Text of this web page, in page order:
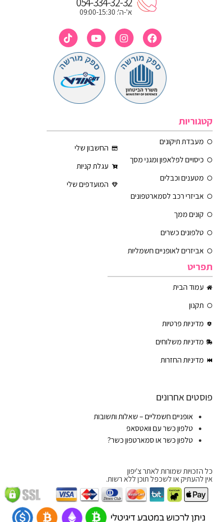
א'-ה': 09:00-15:30
קטגוריות
מעבדת תיקונים
כיסויים לפלאפון ומגני מסך
מטענים וכבלים
אביזרי רכב לסמארטפונים
קונים ממך
טלפונים כשרים
אביזרים לאופניים חשמליות
החשבון שלי
עגלת קניות
המועדפים שלי
תפריט
עמוד הבית
תקנון
מדיניות פרטיות
מדיניות משלוחים
מדיניות החזרות
פוסטים אחרונים
אופניים חשמליים – שאלות ותשובות
טלפון כשר עם וואטסאפ
טלפון כשר או סמארטפון כשר?
כל הזכויות שמורות לאתר צ'יפון
אין להעתיק או לשכפל תוכן ללא רשות.